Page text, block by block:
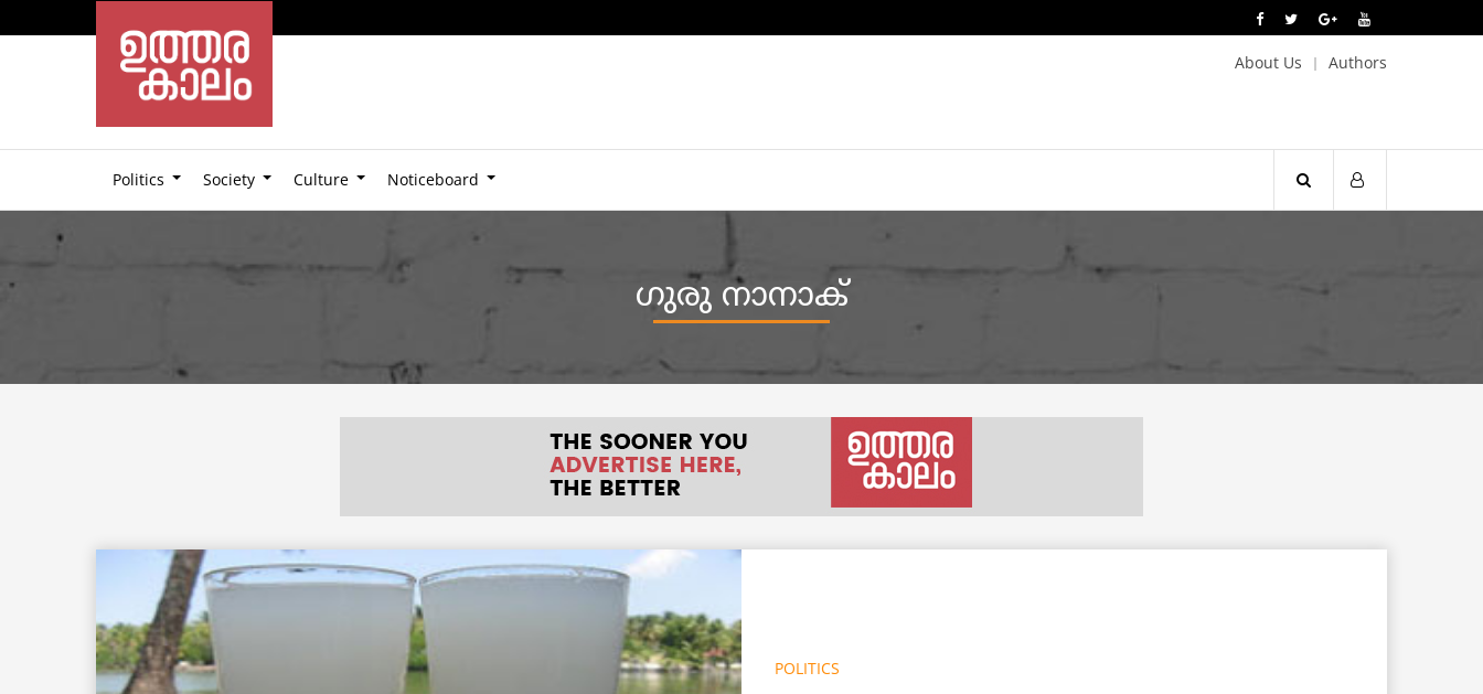
About Us Authors
Politics Society Culture Noticeboard
ഗുരു നാനാക്
POLITICS